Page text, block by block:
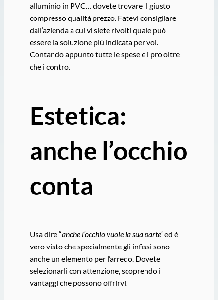
alluminio in PVC… dovete trovare il giusto
compresso qualità prezzo. Fatevi consigliare
dall’azienda a cui vi siete rivolti quale può
essere la soluzione più indicata per voi.
Contando appunto tutte le spese e i pro oltre
che i contro.
Estetica:
anche l’occhio
conta
Usa dire “anche l’occhio vuole la sua parte”ed è
vero visto che specialmente gli infissi sono
anche un elemento per l’arredo. Dovete
selezionarli con attenzione, scoprendo i
vantaggi che possono offrirvi.